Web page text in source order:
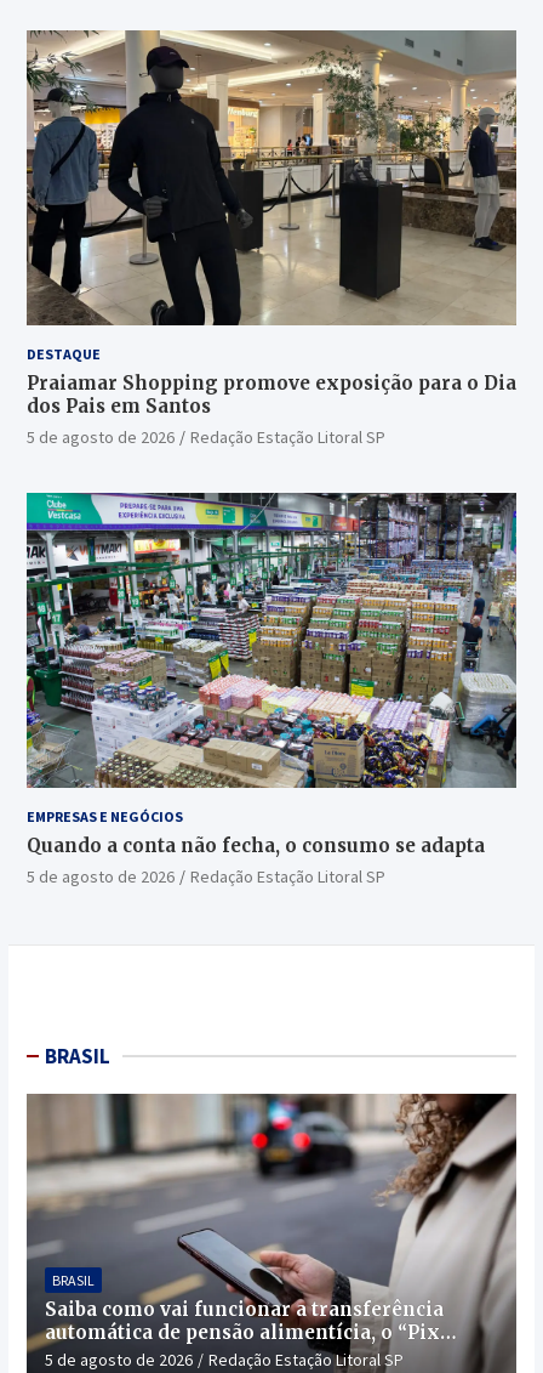
DESTAQUE
Praiamar Shopping promove exposição para o Dia
dos Pais em Santos
5 de agosto de 2026 Redação Estação Litoral SP
EMPRESAS E NEGÓCIOS
Quando a conta não fecha, o consumo se adapta
5 de agosto de 2026 Redação Estação Litoral SP
BRASIL
BRASIL
Saiba como vai funcionar a transferência
automática de pensão alimentícia, o “Pix
Pensão”
5 de agosto de 2026 Redação Estação Litoral SP